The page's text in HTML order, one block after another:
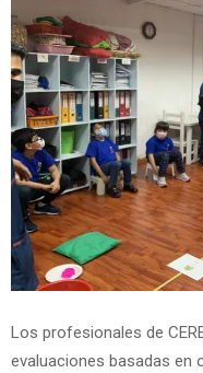
Los profesionales de
evaluaciones basadas en